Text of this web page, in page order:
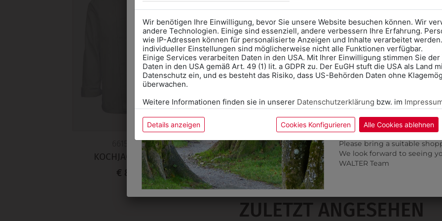
661500002
KOCHJACKE WEISS
€ 89,90
6KJ09T70095
KOCHJACKE SLIM
€ 79,90
6KJW12T9000
KOCHJACKE DRUCKER
ZULETZT ANGESEHEN
Wir benötigen Ihre Einwilligung, bevor Sie unsere Website besuchen können. Wir
andere Technologien. Einige sind essenziell, andere verbessern Ihre Erfahrung.
wie IP-Adressen können für personalisierte Anzeigen und Inhalte verarbeitet
individueller Einstellungen sind möglicherweise nicht alle Funktionen verfügbar.
Einige Services verarbeiten Daten in den USA. Mit Ihrer Einwilligung stimmen Sie
Daten in den USA gemäß Art. 49 (1) lit. a GDPR zu. Der EuGH stuft die USA als Land
Datenschutz ein, und es besteht das Risiko, dass US-Behörden Daten ohne
überwachen.
Weitere Informationen finden sie in unserer Datenschutzerklärung bzw. im
Details anzeigen Cookies Konfigurieren Alle Cookies ablehnen
AnprobeVorort im
das Kalendersymbol.
Ohne Termin kann es zu
Bitte nehmen Sie eine
für Ihren Einkauf mit.
Wir freuen uns - Das
correct school.
calendar icon.
Without an appointment,
Please bring a suitable
We look forward to seeing
WALTER Team